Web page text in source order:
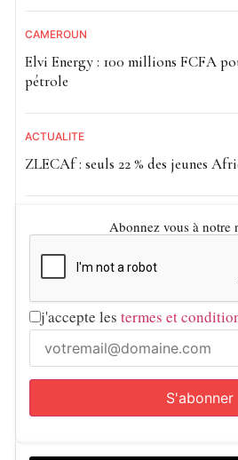
CAMEROUN
Elvi Energy : 100 millions FCFA
pétrole
ACTUALITE
ZLECAf : seuls 22 % des jeunes
Abonnez vous à notre
j'accepte les termes et